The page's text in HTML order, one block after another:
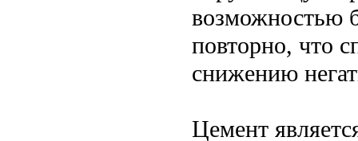
возможностью
повторно, что
снижению
Цемент